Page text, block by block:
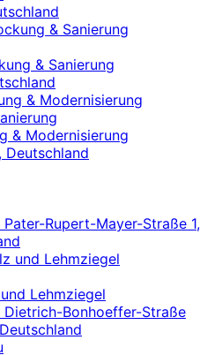
& Sanierung
& Modernisierung
Deutschland
Pater-Rupert-Mayer-Straße 1,
Lehmziegel
Dietrich-Bonhoeffer-Straße